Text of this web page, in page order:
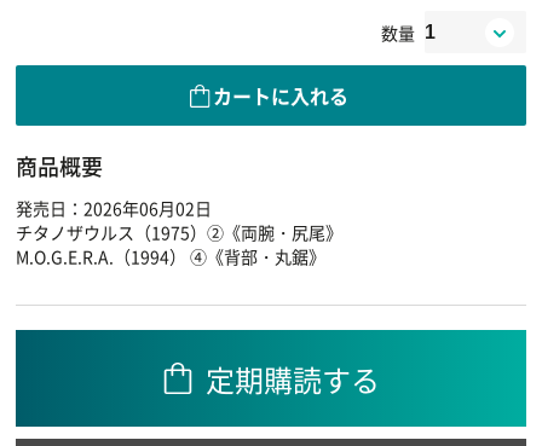
数量
カートに入れる
商品概要
発売日：2026年06月02日
チタノザウルス（1975）②《両腕・尻尾》
M.O.G.E.R.A.（1994） ④《背部・丸鋸》
定期購読する